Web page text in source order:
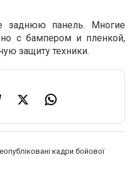
заднюю панель. Многие
с бампером и пленкой,
защиту техники.
кадри бойової